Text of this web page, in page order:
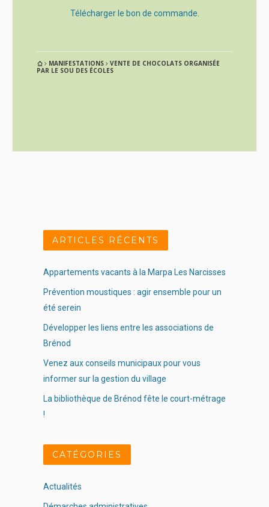
Télécharger le bon de commande
MANIFESTATIONS
VENTE DE CHOCOLATS ORGANISÉE
PAR LE SOU DES ÉCOLES
ARTICLES RÉCENTS
Appartements vacants à la Marpa Les Narcisses
Prévention moustiques : agir ensemble pour un
été serein
Développer les liens entre les associations de
Brénod
Venez aux conseils municipaux pour vous
informer sur la gestion du village
La bibliothèque de Brénod fête le court-métrage
!
CATÉGORIES
Actualités